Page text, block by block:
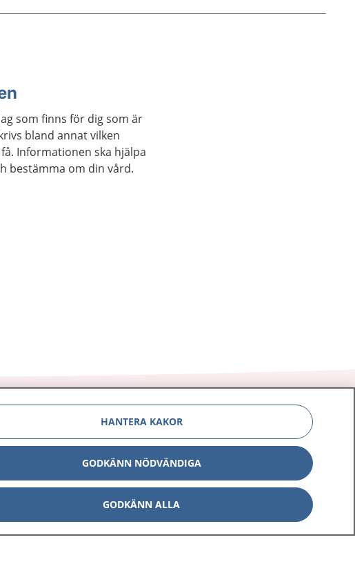
som finns för dig som är
bland annat vilken
Informationen ska hjälpa
bestämma om din vård.
Om 1177
E-tjänster
Press
Digital tillgänglighet
HANTERA KAKOR
GODKÄNN NÖDVÄNDIGA
GODKÄNN ALLA